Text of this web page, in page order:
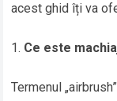
acest ghid îți va
Ce este
Termenul